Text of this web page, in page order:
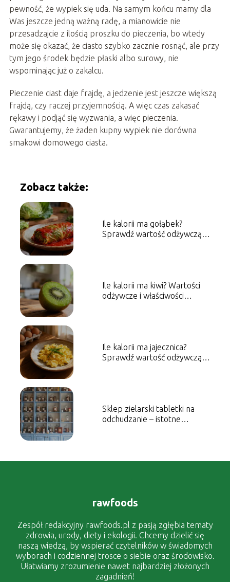
pewność, że wypiek się uda. Na samym końcu mamy dla
Was jeszcze jedną ważną radę, a mianowicie nie
przesadzajcie z ilością proszku do pieczenia, bo wtedy
może się okazać, że ciasto szybko zacznie rosnąć, ale przy
tym jego środek będzie płaski albo surowy, nie
wspominając już o zakalcu.
Pieczenie ciast daje frajdę, a jedzenie jest jeszcze większą
frajdą, czy raczej przyjemnością. A więc czas zakasać
rękawy i podjąć się wyzwania, a więc pieczenia.
Gwarantujemy, że żaden kupny wypiek nie dorówna
smakowi domowego ciasta.
Zobacz także:
Ile kalorii ma gołąbek?
Sprawdź wartość odżywczą
Ile kalorii ma kiwi? Wartości
odżywcze i właściwości
Ile kalorii ma jajecznica?
Sprawdź wartość odżywczą
Sklep zielarski tabletki na
odchudzanie – istotne
rawfoods
Zespół redakcyjny rawfoods.pl z pasją zgłębia tematy
zdrowia, urody, diety i ekologii. Chcemy dzielić się
naszą wiedzą, by wspierać czytelników w świadomych
wyborach i codziennej trosce o siebie oraz środowisko.
Ułatwiamy zrozumienie nawet najbardziej złożonych
zagadnień!